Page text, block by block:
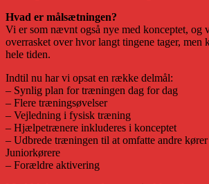
Hvad er målsætningen?
Vi er som nævnt også nye med konceptet, og
overrasket over hvor langt tingene tager, men
hele tiden.
Indtil nu har vi opsat en række delmål:
– Synlig plan for træningen dag for dag
– Flere træningsøvelser
– Vejledning i fysisk træning
– Hjælpetrænere inkluderes i konceptet
– Udbrede træningen til at omfatte andre
Juniorkørere
– Forældre aktivering